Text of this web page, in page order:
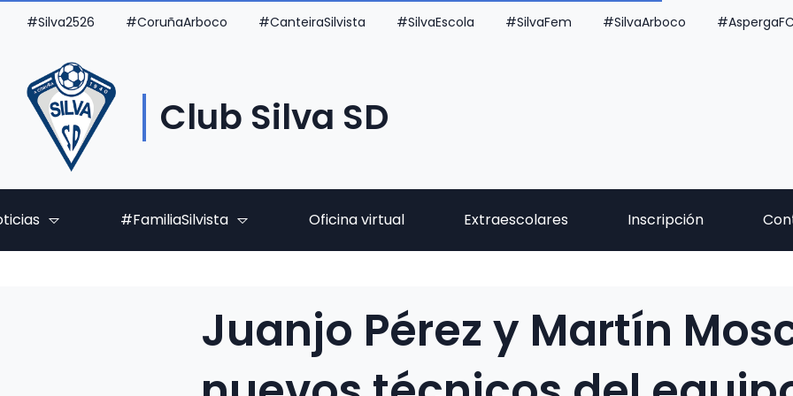
#Silva2526 #CoruñaArboco #CanteiraSilvista #SilvaEscola #SilvaFem #SilvaArboco #AspergaFC
Club Silva SD
#FamiliaSilvista Oficina virtual Extraescolares Inscripción
Juanjo Pérez y Martín